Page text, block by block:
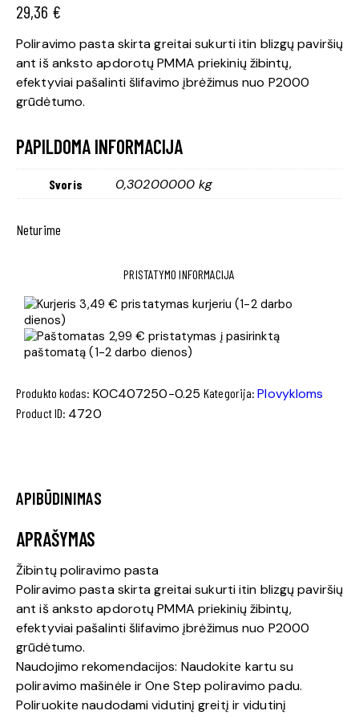
29,36 €
Poliravimo pasta skirta greitai sukurti itin blizgų paviršių
ant iš anksto apdorotų PMMA priekinių žibintų,
efektyviai pašalinti šlifavimo įbrėžimus nuo P2000
grūdėtumo.
PAPILDOMA INFORMACIJA
Svoris 0,30200000 kg
Neturime
PRISTATYMO INFORMACIJA
3,49 € pristatymas kurjeriu (1-2 darbo
dienos)
2,99 € pristatymas į pasirinktą
paštomatą (1-2 darbo dienos)
Produkto kodas: KOC407250-0.25 Kategorija:Plovykloms
Product ID: 4720
APIBŪDINIMAS
APRAŠYMAS
Žibintų poliravimo pasta
Poliravimo pasta skirta greitai sukurti itin blizgų paviršių
ant iš anksto apdorotų PMMA priekinių žibintų,
efektyviai pašalinti šlifavimo įbrėžimus nuo P2000
grūdėtumo.
Naudojimo rekomendacijos: Naudokite kartu su
poliravimo mašinėle ir One Step poliravimo padu.
Poliruokite naudodami vidutinį greitį ir vidutinį